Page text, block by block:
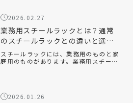
せる […]
2026.02.27
業務用スチールラックとは？通常
のスチールラックとの違いと選ぶ
ポイントを解説！
スチールラックには、業務用のものと家
庭用のものがあります。業務用スチール
選べ […]
2026.01.26